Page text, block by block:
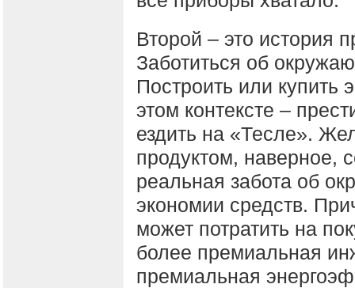
Второй – это история
Заботиться об
Построить или
этом контексте –
ездить на «Тесле».
продуктом, наверное,
реальная забота об
экономии средств.
может потратить на
более премиальная
премиальная